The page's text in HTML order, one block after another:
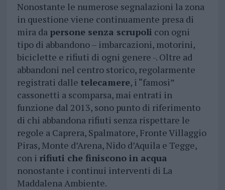
Nonostante le numerose segnalazioni la zona
in questione viene continuamente presa di
mira da persone senza scrupoli con ogni
tipo di abbandono – imbarcazioni, motorini,
biciclette e rifiuti di ogni genere -. Oltre ad
abbandoni nel centro storico, regolarmente
registrati dalle telecamere, i “famosi”
cassonetti a scomparsa, mai entrati in
funzione dal 2013, sono punto di riferimento
di chi abbandona rifiuti senza rispettare le
regole a Caprera, Spalmatore, Fronte Villaggio
Piras, Monte d’Arena, Nido d’Aquila e Tegge,
con i rifiuti che finiscono in acqua
nonostante i continui interventi di La
Maddalena Ambiente.